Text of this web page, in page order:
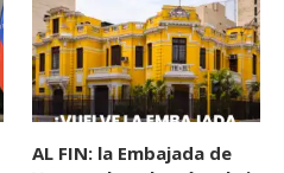
AL FIN: la Embajada de